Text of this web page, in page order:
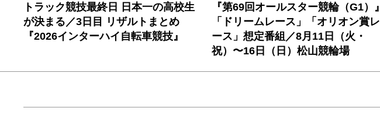
トラック競技最終日 日本一の高校生
が決まる／3日目 リザルトまとめ
『2026インターハイ自転車競技』
『第69回オールスター競輪（G1）』
「ドリームレース」「オリオン賞レ
ース」想定番組／8月11日（火・
祝）〜16日（日）松山競輪場